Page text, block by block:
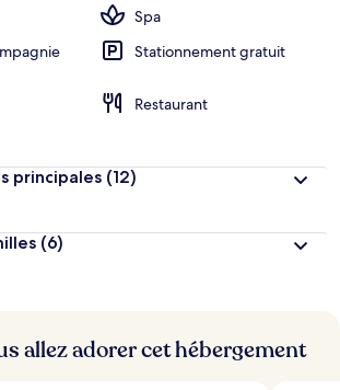
i
e
n
n
o
p
r
v
Spa
Stationnement gratuit
Restaurant
principales (12)
(6)
allez adorer cet hébergement